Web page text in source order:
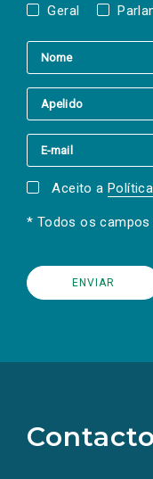
Geral
Aceito a
* Todos os
redes
sociais